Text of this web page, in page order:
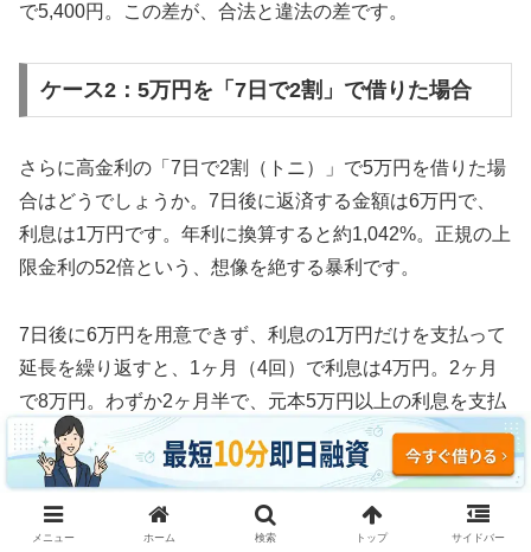
で5,400円。この差が、合法と違法の差です。
ケース2：5万円を「7日で2割」で借りた場合
さらに高金利の「7日で2割（トニ）」で5万円を借りた場
合はどうでしょうか。7日後に返済する金額は6万円で、
利息は1万円です。年利に換算すると約1,042%。正規の上
限金利の52倍という、想像を絶する暴利です。
7日後に6万円を用意できず、利息の1万円だけを支払って
延長を繰り返すと、1ヶ月（4回）で利息は4万円。2ヶ月
で8万円。わずか2ヶ月半で、元本5万円以上の利息を支払
う計算になります。
3ヶ月続けた場合、利息の支払い総額は約12万円。元本5
万円の2.4倍の利息を取られ、それでも借金は減っていま
メニュー ホーム 検索 トップ サイドバー